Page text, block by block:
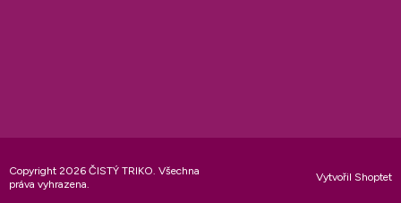
Vytvořil Shoptet
Copyright 2026 ČISTÝ TRIKO. Všechna
práva vyhrazena.